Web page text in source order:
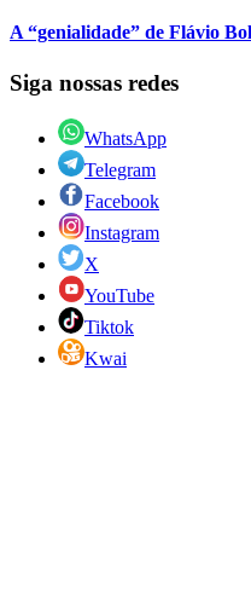
A “genialidade” de Flávio
Siga nossas redes
WhatsApp
Telegram
Facebook
Instagram
X
YouTube
Tiktok
Kwai